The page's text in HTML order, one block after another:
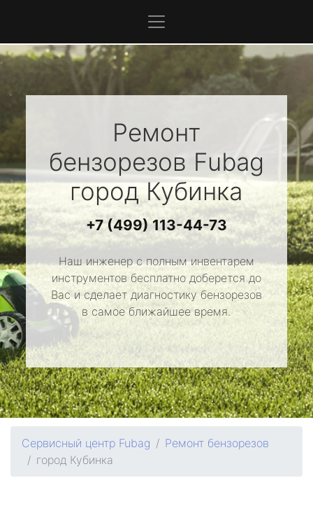
Ремонт
бензорезов Fubag
город Кубинка
+7 (499) 113-44-73
Наш инженер с полным инвентарем
инструментов бесплатно доберется до
Вас и сделает диагностику бензорезов
в самое ближайшее время.
Сервисный центр Fubag
Ремонт бензорезов
город Кубинка